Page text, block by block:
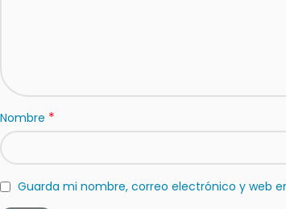
Nombre *
Guarda mi nombre, correo electrónico y web